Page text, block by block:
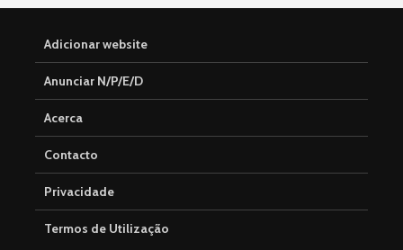
Adicionar website
Anunciar N/P/E/D
Acerca
Contacto
Privacidade
Termos de Utilização